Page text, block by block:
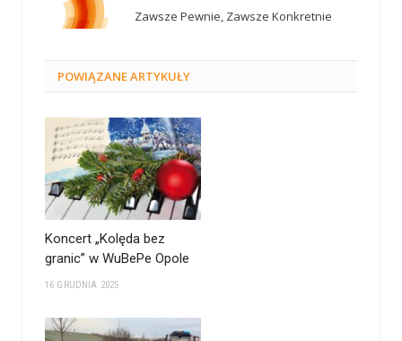
Zawsze Pewnie, Zawsze Konkretnie
POWIĄZANEARTYKUŁY
Koncert „Kolęda bez
granic” w WuBePe Opole
16 GRUDNIA 2025